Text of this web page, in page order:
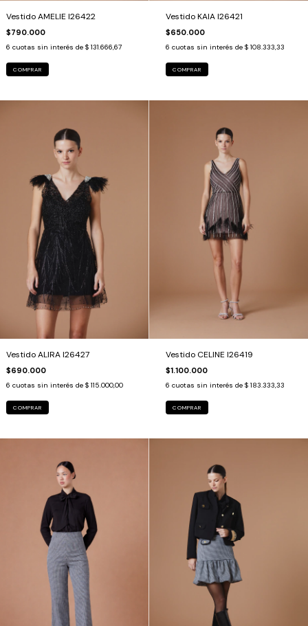
Vestido AMELIE I26422
$790.000
6 cuotas sin interés de $ 131.666,67
COMPRAR
Vestido KAIA I26421
$650.000
6 cuotas sin interés de $ 108.333,33
COMPRAR
Vestido ALIRA I26427
$690.000
6 cuotas sin interés de $ 115.000,00
COMPRAR
Vestido CELINE I26419
$1.100.000
6 cuotas sin interés de $ 183.333,33
COMPRAR